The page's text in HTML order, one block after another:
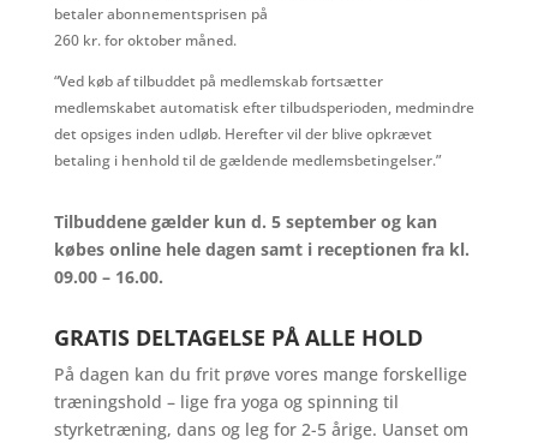
betaler abonnementsprisen på
260 kr. for oktober måned.
“Ved køb af tilbuddet på medlemskab fortsætter
medlemskabet automatisk efter tilbudsperioden, medmindre
det opsiges inden udløb. Herefter vil der blive opkrævet
betaling i henhold til de gældende medlemsbetingelser.”
Tilbuddene gælder kun d. 5 september og kan
købes online hele dagen samt i receptionen fra kl.
09.00 – 16.00.
GRATIS DELTAGELSE PÅ ALLE HOLD
På dagen kan du frit prøve vores mange forskellige
træningshold – lige fra yoga og spinning til
styrketræning, dans og leg for 2-5 årige. Uanset om